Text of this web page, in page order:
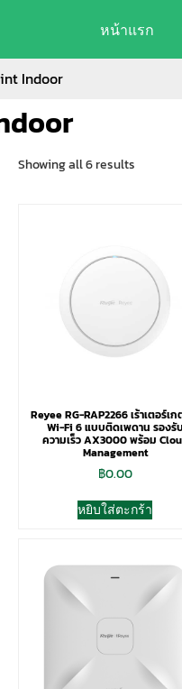
หน้าแรก
Indoor
Showing all 6 results
Reyee RG-RAP2266 เร้าเตอร์เก
Wi-Fi 6 แบบติดเพดาน รองรับ
ความเร็ว AX3000 พร้อม
Management
฿0.00
หยิบใส่ตะกร้า